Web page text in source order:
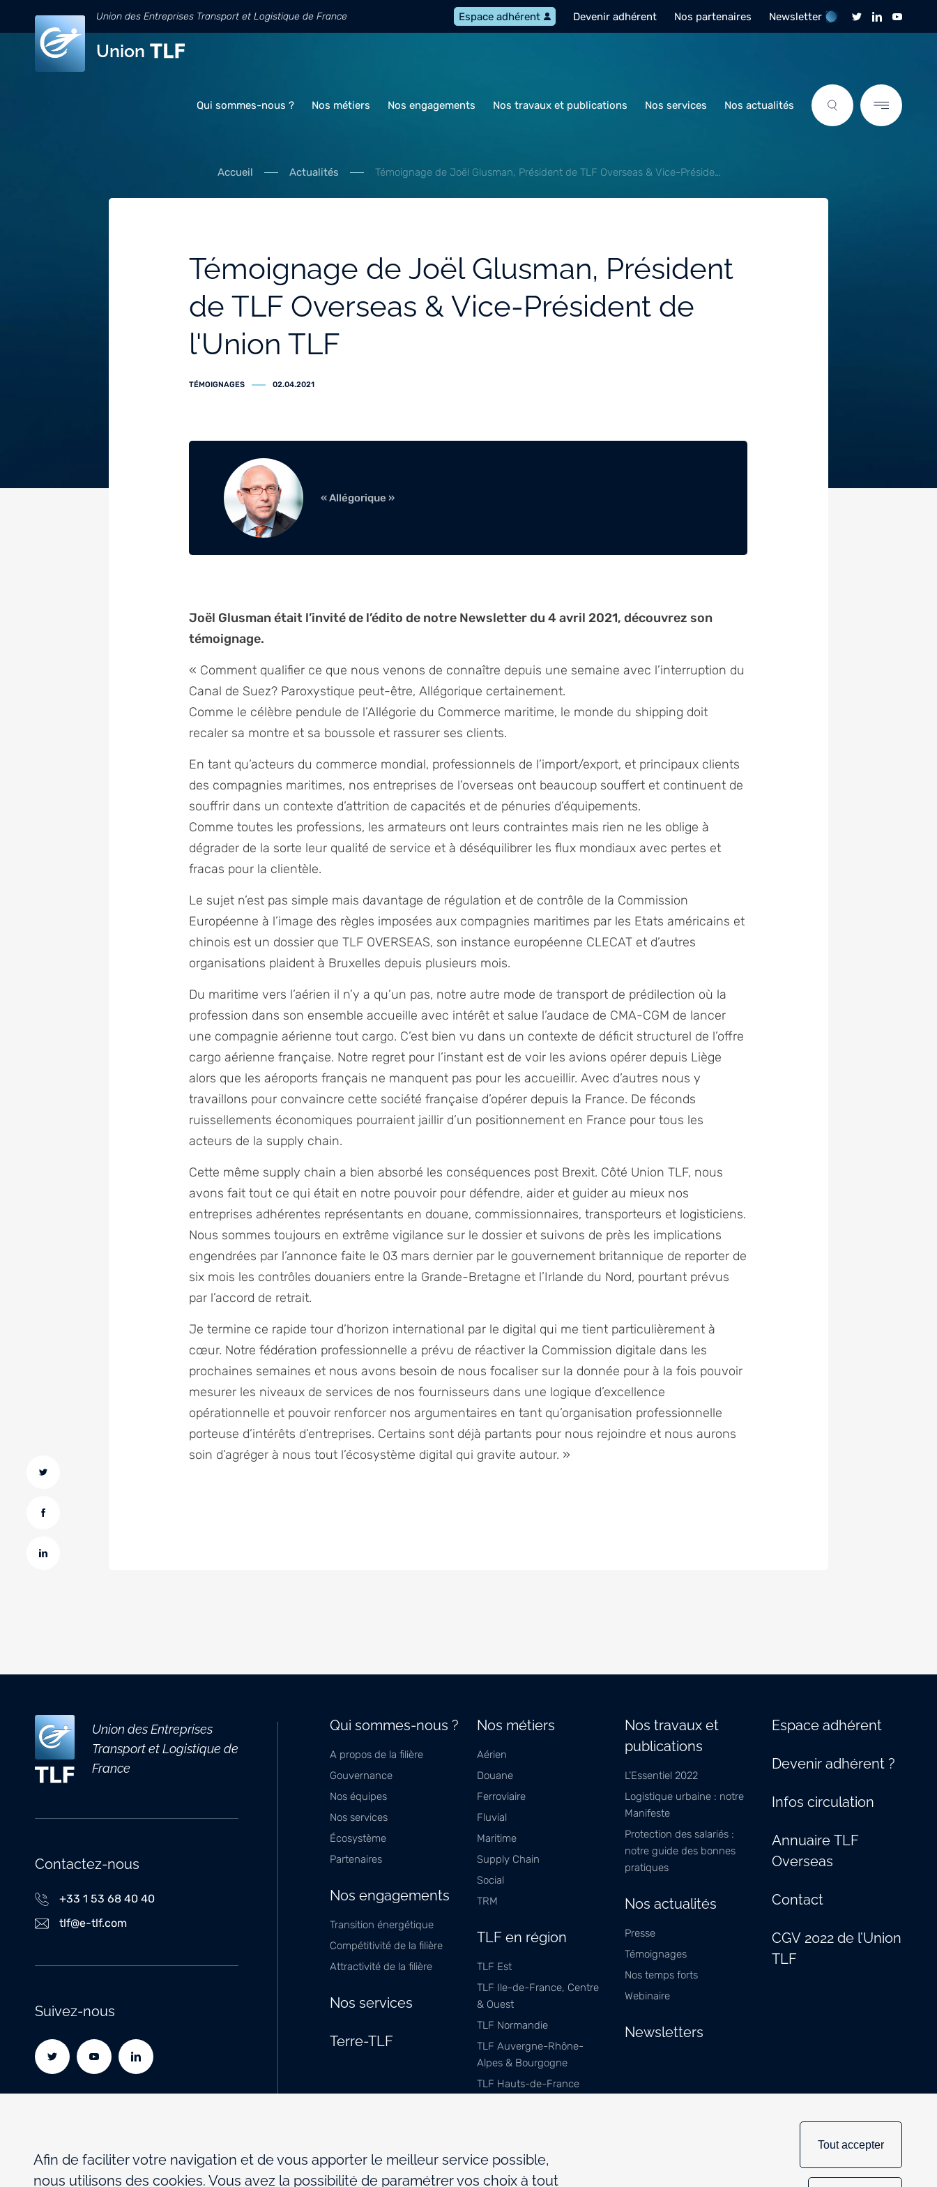
Union des Entreprises Transport et Logistique de France Espace adhérent Devenir adhérent Nos partenaires Newsletter
Union
Qui sommes-nous ? Nos métiers Nos engagements Nos travaux et publications Nos services Nos actualités
Accueil Actualités Témoignage de Joël Glusman, Président de TLF Overseas & Vice-Préside…
Témoignage de Joël Glusman, Président
de TLF Overseas & Vice-Président de
l'Union TLF
TÉMOIGNAGES 02.04.2021
« Allégorique »
Joël Glusman était l’invité de l’édito de notre Newsletter du 4 avril 2021, découvrez son
témoignage.
« Comment qualifier ce que nous venons de connaître depuis une semaine avec l’interruption du
Canal de Suez? Paroxystique peut-être, Allégorique certainement.
Comme le célèbre pendule de l’Allégorie du Commerce maritime, le monde du shipping doit
recaler sa montre et sa boussole et rassurer ses clients.
En tant qu’acteurs du commerce mondial, professionnels de l’import/export, et principaux clients
des compagnies maritimes, nos entreprises de l’overseas ont beaucoup souffert et continuent de
souffrir dans un contexte d’attrition de capacités et de pénuries d’équipements.
Comme toutes les professions, les armateurs ont leurs contraintes mais rien ne les oblige à
dégrader de la sorte leur qualité de service et à déséquilibrer les flux mondiaux avec pertes et
fracas pour la clientèle.
Le sujet n’est pas simple mais davantage de régulation et de contrôle de la Commission
Européenne à l’image des règles imposées aux compagnies maritimes par les Etats américains et
chinois est un dossier que TLF OVERSEAS, son instance européenne CLECAT et d’autres
organisations plaident à Bruxelles depuis plusieurs mois.
Du maritime vers l’aérien il n’y a qu’un pas, notre autre mode de transport de prédilection où la
profession dans son ensemble accueille avec intérêt et salue l’audace de CMA-CGM de lancer
une compagnie aérienne tout cargo. C’est bien vu dans un contexte de déficit structurel de l’offre
cargo aérienne française. Notre regret pour l’instant est de voir les avions opérer depuis Liège
alors que les aéroports français ne manquent pas pour les accueillir. Avec d’autres nous y
travaillons pour convaincre cette société française d’opérer depuis la France. De féconds
ruissellements économiques pourraient jaillir d’un positionnement en France pour tous les
acteurs de la supply chain.
Cette même supply chain a bien absorbé les conséquences post Brexit. Côté Union TLF, nous
avons fait tout ce qui était en notre pouvoir pour défendre, aider et guider au mieux nos
entreprises adhérentes représentants en douane, commissionnaires, transporteurs et logisticiens.
Nous sommes toujours en extrême vigilance sur le dossier et suivons de près les implications
engendrées par l’annonce faite le 03 mars dernier par le gouvernement britannique de reporter de
six mois les contrôles douaniers entre la Grande-Bretagne et l’Irlande du Nord, pourtant prévus
par l’accord de retrait.
Je termine ce rapide tour d’horizon international par le digital qui me tient particulièrement à
cœur. Notre fédération professionnelle a prévu de réactiver la Commission digitale dans les
prochaines semaines et nous avons besoin de nous focaliser sur la donnée pour à la fois pouvoir
mesurer les niveaux de services de nos fournisseurs dans une logique d’excellence
opérationnelle et pouvoir renforcer nos argumentaires en tant qu’organisation professionnelle
porteuse d’intérêts d’entreprises. Certains sont déjà partants pour nous rejoindre et nous aurons
soin d’agréger à nous tout l’écosystème digital qui gravite autour. »
Union des Entreprises
Transport et Logistique de
France
Contactez-nous
+33 1 53 68 40 40
tlf@e-tlf.com
Suivez-nous
Qui sommes-nous ?
A propos de la filière
Gouvernance
Nos équipes
Nos services
Écosystème
Partenaires
Nos engagements
Transition énergétique
Compétitivité de la filière
Attractivité de la filière
Nos services
Terre-TLF
Nos métiers
Aérien
Douane
Ferroviaire
Fluvial
Maritime
Supply Chain
Social
TRM
TLF en région
TLF Est
TLF Ile-de-France, Centre
& Ouest
TLF Normandie
TLF Auvergne-Rhône-
Alpes & Bourgogne
TLF Hauts-de-France
Nos travaux et
publications
L’Essentiel 2022
Logistique urbaine : notre
Manifeste
Protection des salariés :
notre guide des bonnes
pratiques
Nos actualités
Presse
Témoignages
Nos temps forts
Webinaire
Newsletters
Espace adhérent
Devenir adhérent ?
Infos circulation
Annuaire TLF
Overseas
Contact
CGV 2022 de l’Union
TLF
Afin de faciliter votre navigation et de vous apporter le meilleur service possible,
nous utilisons des cookies. Vous avez la possibilité de paramétrer vos choix à tout
Tout accepter